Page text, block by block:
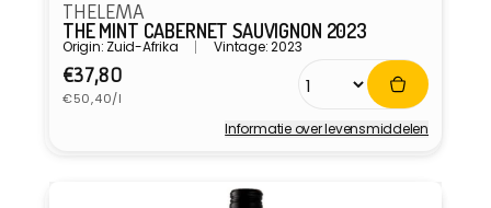
THELEMA
THE MINT CABERNET SAUVIGNON 2023
Origin: Zuid-Afrika Vintage: 2023
Normale
prijs
€37,80
Eenheidsprijs
€50,40/l
Informatie over levensmiddelen